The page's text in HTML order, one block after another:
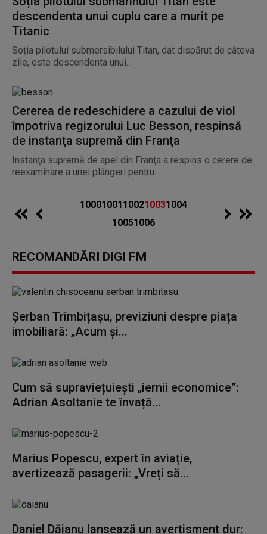
descendenta unui cuplu care a murit pe
Titanic
Soţia pilotului submersibilului Titan, dat dispărut de câteva
zile, este descendenta unui...
Cererea de redeschidere a cazului de viol
împotriva regizorului Luc Besson, respinsă
de instanţa supremă din Franţa
Instanţa supremă de apel din Franţa a respins o cerere de
reexaminare a unei plângeri pentru...
10001001100210031004
10051006
RECOMANDĂRI DIGI FM
Șerban Trîmbițașu, previziuni despre piața
imobiliară: „Acum și...
Cum să supraviețuiești „iernii economice”:
Adrian Asoltanie te învață...
Marius Popescu, expert în aviație,
avertizează pasagerii: „Vreți să...
Daniel Dăianu lansează un avertisment dur: